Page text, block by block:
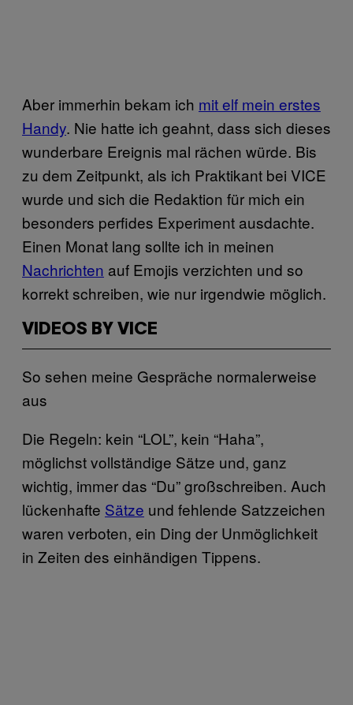
Aber immerhin bekam ich mit elf mein erstes
Handy. Nie hatte ich geahnt, dass sich dieses
wunderbare Ereignis mal rächen würde. Bis
zu dem Zeitpunkt, als ich Praktikant bei VICE
wurde und sich die Redaktion für mich ein
besonders perfides Experiment ausdachte.
Einen Monat lang sollte ich in meinen
Nachrichten auf Emojis verzichten und so
korrekt schreiben, wie nur irgendwie möglich.
VIDEOS BY VICE
So sehen meine Gespräche normalerweise
aus
Die Regeln: kein “LOL”, kein “Haha”,
möglichst vollständige Sätze und, ganz
wichtig, immer das “Du” großschreiben. Auch
lückenhafte Sätze und fehlende Satzzeichen
waren verboten, ein Ding der Unmöglichkeit
in Zeiten des einhändigen Tippens.